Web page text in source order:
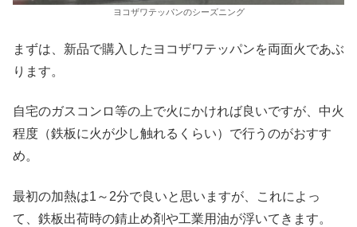
ヨコザワテッパンのシーズニング
まずは、新品で購入したヨコザワテッパンを両面火であぶ
ります。
自宅のガスコンロ等の上で火にかければ良いですが、中火
程度（鉄板に火が少し触れるくらい）で行うのがおすす
め。
最初の加熱は1～2分で良いと思いますが、これによっ
て、鉄板出荷時の錆止め剤や工業用油が浮いてきます。